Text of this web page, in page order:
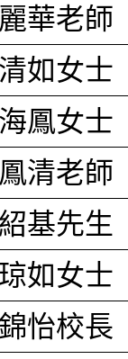
華老師
如女士
鳳女士
清老師
基先生
如女士
怡校長